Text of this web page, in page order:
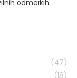
odmerkih.
(47)
(18)